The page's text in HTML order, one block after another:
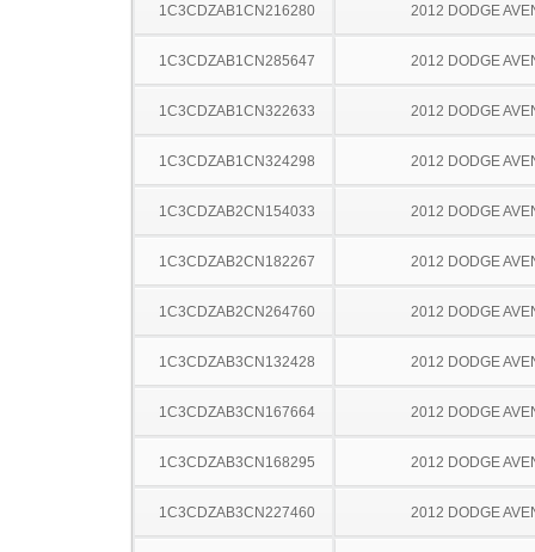
1C3CDZAB1CN216280 2012 DODGE
1C3CDZAB1CN285647 2012 DODGE
1C3CDZAB1CN322633 2012 DODGE
1C3CDZAB1CN324298 2012 DODGE
1C3CDZAB2CN154033 2012 DODGE
1C3CDZAB2CN182267 2012 DODGE
1C3CDZAB2CN264760 2012 DODGE
1C3CDZAB3CN132428 2012 DODGE
1C3CDZAB3CN167664 2012 DODGE
1C3CDZAB3CN168295 2012 DODGE
1C3CDZAB3CN227460 2012 DODGE